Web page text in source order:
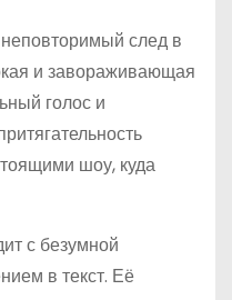
след в
и завораживающая
голос и
шоу, куда
с безумной
в текст. Её